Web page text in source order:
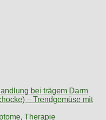
bei trägem Darm
– Trendgemüse mit
Therapie